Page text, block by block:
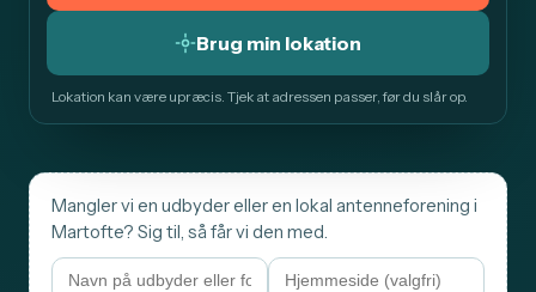
Brug min lokation
Lokation kan være upræcis. Tjek at adressen passer, før du slår op.
Mangler vi en udbyder eller en lokal antenneforening i
Martofte? Sig til, så får vi den med.